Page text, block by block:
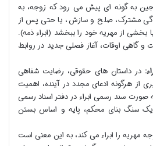
به گونه ای پیش می رود که زوجه، به
مشترک، صلح و سازش، یا حتی پس از
بخشی از مهریه خود را ببخشد (ابراء ذمه).
و گاهی اوقات، آغاز فصلی جدید در روابط
در داستان های حقوقی، رضایت شفاهی
از هرگونه ادعای مجدد در آینده، اهمیت
سند رسمی ابراء در دفتر اسناد رسمی
یک سنگ بنای محکم، پایه و اساس بستن
مهریه را ابراء می کند، به این معنی است